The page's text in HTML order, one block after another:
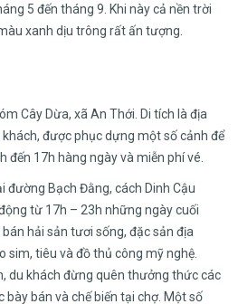
5 đến tháng 9. Khi này cả nền trời
xanh dịu trông rất ấn tượng.
Cây Dừa, xã An Thới. Di tích là địa
được phục dựng một số cảnh để
đến 17h hàng ngày và miễn phí vé.
đường Bạch Đằng, cách Dinh Cậu
từ 17h – 23h những ngày cuối
hải sản tươi sống, đặc sản địa
sim, tiêu và đồ thủ công mỹ nghệ.
du khách đừng quên thưởng thức các
bán và chế biến tại chợ. Một số